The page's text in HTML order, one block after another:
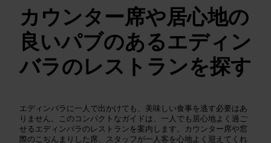
カウンター席や居心地の
良いパブのあるエディン
バラのレストランを探す
エディンバラに一人で出かけても、美味しい食事を逃す必要はあ
りません。このコンパクトなガイドは、一人でも居心地よく過ご
せるエディンバラのレストランを案内します。カウンター席や窓
際のこぢんまりした席、スタッフが一人客を心地よく迎えてくれ